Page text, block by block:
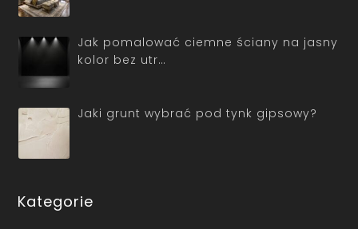
Jak pomalować ciemne ściany na jasny
kolor bez utr…
Jaki grunt wybrać pod tynk gipsowy?
Kategorie